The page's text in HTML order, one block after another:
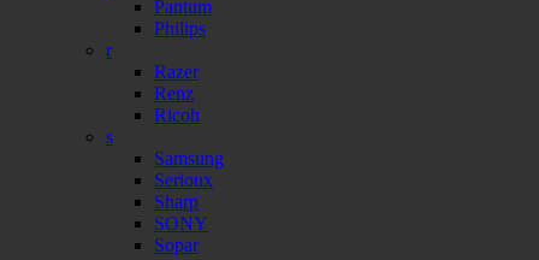
Pantum
Philips
r
Razer
Renz
Ricoh
s
Samsung
Serioux
Sharp
SONY
Sopar